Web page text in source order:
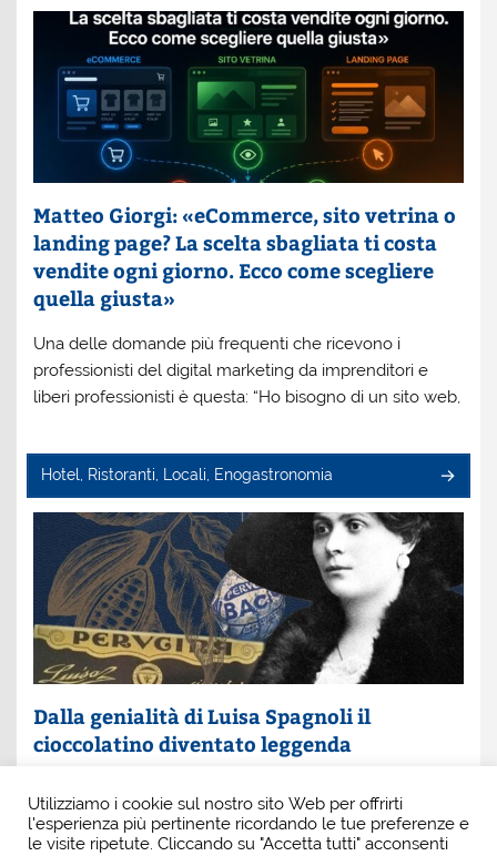
Matteo Giorgi: «eCommerce, sito vetrina o
landing page? La scelta sbagliata ti costa
vendite ogni giorno. Ecco come scegliere
quella giusta»
Una delle domande più frequenti che ricevono i
professionisti del digital marketing da imprenditori e
liberi professionisti è questa: “Ho bisogno di un sito web,
Hotel, Ristoranti, Locali, Enogastronomia
Dalla genialità di Luisa Spagnoli il
cioccolatino diventato leggenda
Spagnoli. È lei la donna che, con intuito e coraggio, ha
scritto una pagina indimenticabile della
Utilizziamo i cookie sul nostro sito Web per offrirti
l'esperienza più pertinente ricordando le tue preferenze e
le visite ripetute. Cliccando su "Accetta tutti" acconsenti